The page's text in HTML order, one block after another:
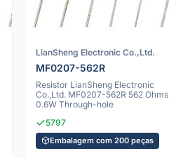
LianSheng Electronic Co.,Ltd.
MF0207-562R
Resistor LianSheng Electronic
Co.,Ltd. MF0207-562R 562 Ohms
0.6W Through-hole
5797
Embalagem com 200 peças